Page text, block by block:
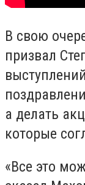
В свою
призвал
а делать
которые
«Все это